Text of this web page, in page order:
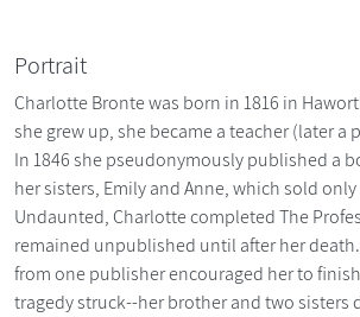
Portrait
Charlotte Bronte was born in 1816 in
she grew up, she became a teacher (later a
In 1846 she pseudonymously published a
her sisters, Emily and Anne, which sold
Undaunted, Charlotte completed The
remained unpublished until after her
from one publisher encouraged her to finish
tragedy struck--her brother and two sisters